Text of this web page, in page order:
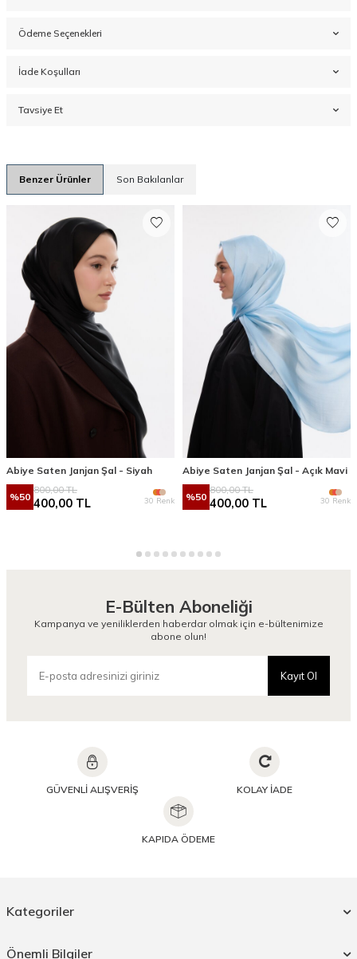
Ödeme Seçenekleri
İade Koşulları
Tavsiye Et
Benzer Ürünler Son Bakılanlar
Abiye Saten Janjan Şal - Siyah
%50
800,00TL
400,00 TL 30 Renk
Abiye Saten Janjan Şal - Açık Mavi
%50
800,00TL
400,00 TL 30 Renk
E-Bülten Aboneliği
Kampanya ve yeniliklerden haberdar olmak için e-bültenimize
abone olun!
Kayıt Ol
GÜVENLİ ALIŞVERİŞ KOLAY İADE
KAPIDA ÖDEME
Kategoriler
Önemli Bilgiler